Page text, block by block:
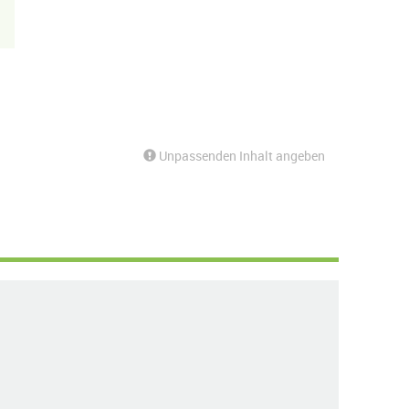
Unpassenden Inhalt angeben